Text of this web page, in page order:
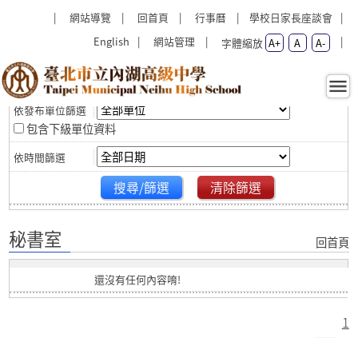
網站導覽
回首頁 行事曆
學校日家長座談會
English
網站管理 字體縮放 A+ A A-
秘書室 - 臺北市立內湖高級中
學
包含下級單位資料
搜尋/篩選 清除篩選
秘書室 回首頁
還沒有任何內容唷!
1